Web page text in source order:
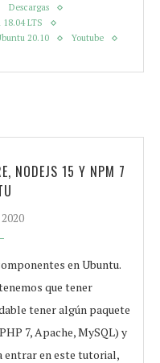
Descargas
LTS
20.10
Youtube
NODEJS 15 Y NPM 7
en Ubuntu.
que tener
tener algún paquete
7, Apache, MySQL) y
entrar en este tutorial,